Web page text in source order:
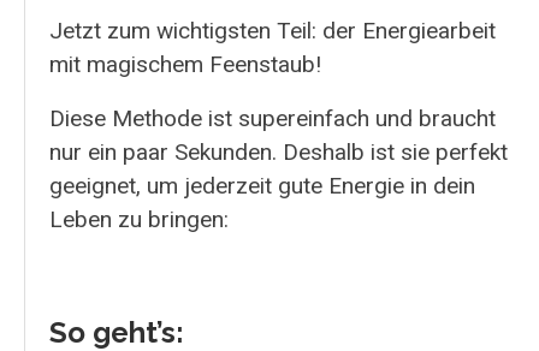
Jetzt zum wichtigsten Teil: der Energiearbeit
mit magischem Feenstaub!
Diese Methode ist supereinfach und braucht
nur ein paar Sekunden. Deshalb ist sie perfekt
geeignet, um jederzeit gute Energie in dein
Leben zu bringen:
So geht’s: